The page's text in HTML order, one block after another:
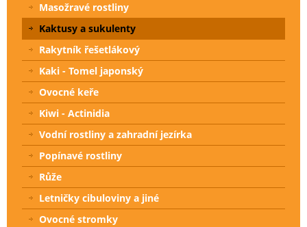
Masožravé rostliny
Kaktusy a sukulenty
Rakytník řešetlákový
Kaki - Tomel japonský
Ovocné keře
Kiwi - Actinidia
Vodní rostliny a zahradní jezírka
Popínavé rostliny
Růže
Letničky cibuloviny a jiné
Ovocné stromky